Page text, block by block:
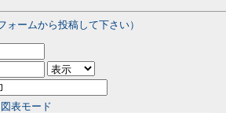
ォームから投稿して下さい）
図表モード